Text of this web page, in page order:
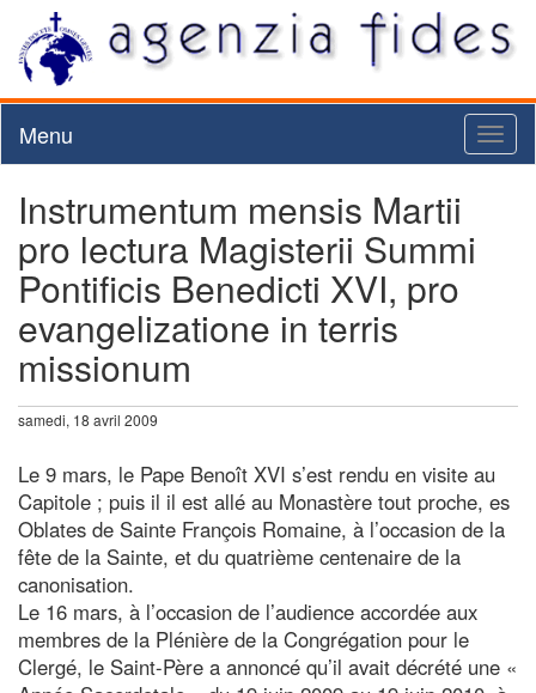
Menu
Instrumentum mensis Martii
pro lectura Magisterii Summi
Pontificis Benedicti XVI, pro
evangelizatione in terris
missionum
samedi, 18 avril 2009
Le 9 mars, le Pape Benoît XVI s’est rendu en visite au
Capitole ; puis il il est allé au Monastère tout proche, es
Oblates de Sainte François Romaine, à l’occasion de la
fête de la Sainte, et du quatrième centenaire de la
canonisation.
Le 16 mars, à l’occasion de l’audience accordée aux
membres de la Plénière de la Congrégation pour le
Clergé, le Saint-Père a annoncé qu’il avait décrété une «